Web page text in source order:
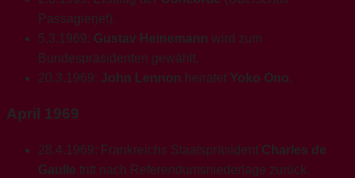
Passagierjet).
5.3.1969: Gustav Heinemann wird zum
Bundespräsidenten gewählt.
20.3.1969: John Lennon heiratet Yoko Ono.
April 1969
28.4.1969: Frankreichs Staatspräsident Charles de
Gaulle tritt nach Referendumsniederlage zurück.